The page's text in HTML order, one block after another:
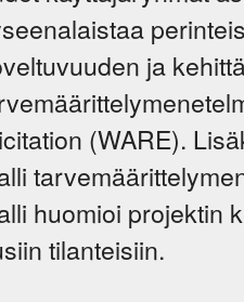
ja
(WARE).
huomioi projektin
tilanteisiin.